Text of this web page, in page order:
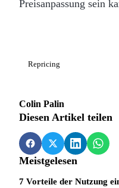
Preisanpassung sein
Repricing
Colin Palin
Diesen Artikel teilen
Meistgelesen
7 Vorteile der Nutzung